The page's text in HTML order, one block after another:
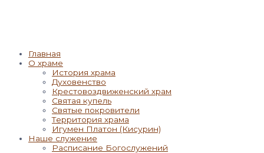
Главная
О храме
История храма
Духовенство
Крестовоздвиженский храм
Святая купель
Святые покровители
Территория храма
Игумен Платон (Кисурин)
Наше служение
Расписание Богослужений